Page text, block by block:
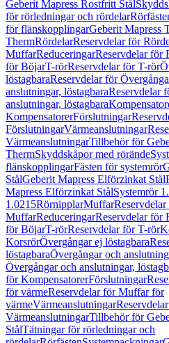
Geberit Mapress Rostfritt Stål
för rörledningar och rördelar
för flänskopplingarGeberit Mapress
ThermRördelarReservdelar för
MuffarReduceringarReservdelar för
för BöjarT-rörReservdelar för T-rör
löstagbaraReservdelar för
anslutningar, löstagbaraReservdelar
anslutningar, löstagbara
KompensatorerFörslutningar
FörslutningarVärmeanslutningar
VärmeanslutningarTillbehör för
ThermSkyddskåpor med rörände
flänskopplingarFästen för systemrör
StålGeberit Mapress Elförzinkat Stål
Mapress Elförzinkat StålSystemrör
1.0215RörnipplarMuffar
MuffarReduceringarReservdelar för
för BöjarT-rörReservdelar för T-rör
KorsrörÖvergångar ej löstagbara
löstagbaraÖvergångar och
Övergångar och anslutningar,
för KompensatorerFörslutningar
för värmeReservdelar för Muffar för
värmeVärmeanslutningar
VärmeanslutningarTillbehör för
StålTätningar för rörledningar och